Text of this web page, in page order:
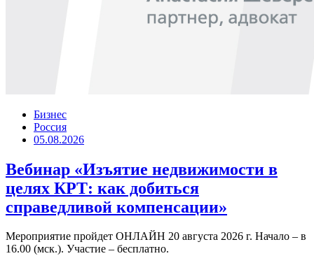
Бизнес
Россия
05.08.2026
Вебинар «Изъятие недвижимости в
целях КРТ: как добиться
справедливой компенсации»
Мероприятие пройдет ОНЛАЙН 20 августа 2026 г. Начало – в
16.00 (мск.). Участие – бесплатно.